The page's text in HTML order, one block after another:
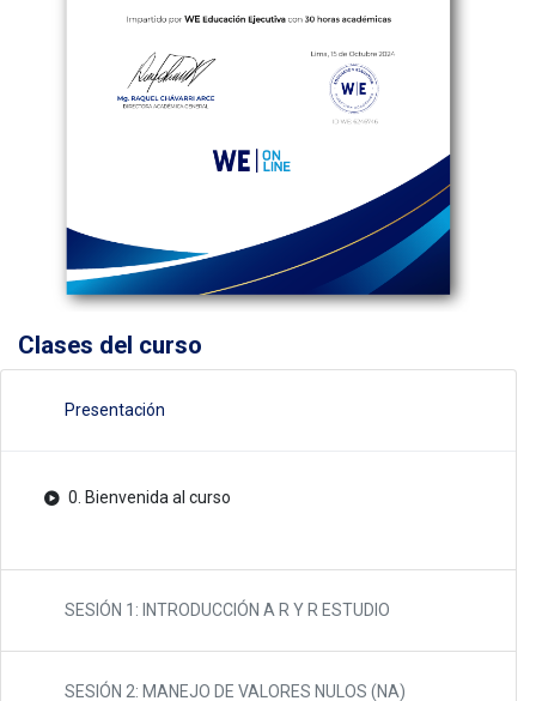
Clases del curso
Presentación
0. Bienvenida al curso
SESIÓN 1: INTRODUCCIÓN A R Y R ESTUDIO
SESIÓN 2: MANEJO DE VALORES NULOS (NA)